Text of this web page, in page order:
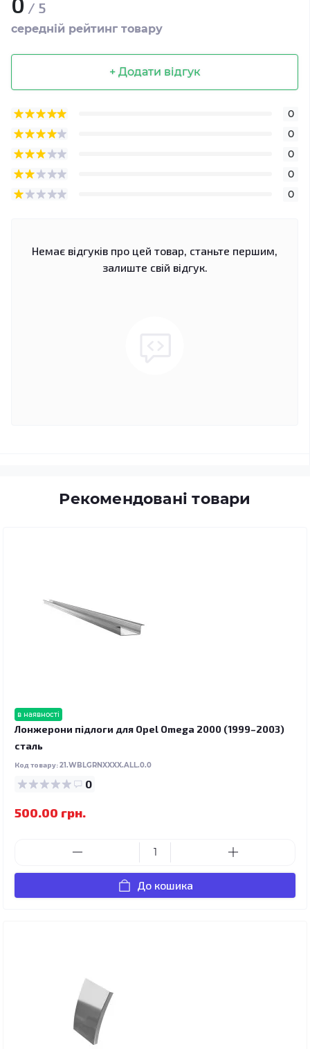
/ 5
середній рейтинг товару
+ Додати відгук
0
0
0
0
0
Немає відгуків про цей товар, станьте першим,
залиште свій відгук.
Рекомендовані товари
в наявності
Лонжерони підлоги для Opel Omega 2000 (1999–2003)
сталь
Код товару:21.WBLGRNXXXX.ALL.0.0
0
500.00 грн.
До кошика